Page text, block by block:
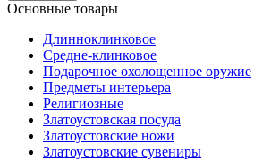
Основные товары
Длинноклинковое
Средне-клинковое
Подарочное охолощенное оружие
Предметы интерьера
Религиозные
Златоустовская посуда
Златоустовские ножи
Златоустовские сувениры